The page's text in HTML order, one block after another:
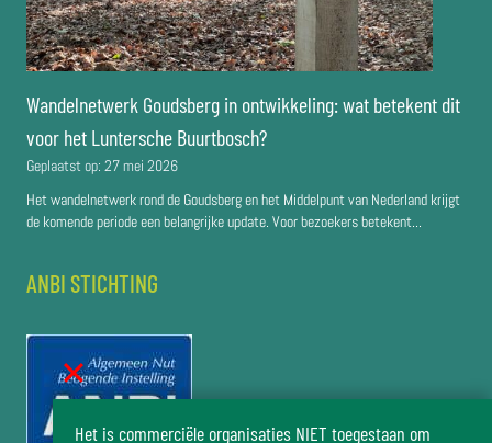
Wandelnetwerk Goudsberg in ontwikkeling: wat betekent dit
voor het Luntersche Buurtbosch?
Geplaatst op: 27 mei 2026
Het wandelnetwerk rond de Goudsberg en het Middelpunt van Nederland krijgt
de komende periode een belangrijke update. Voor bezoekers betekent...
ANBI STICHTING
Het is commerciële organisaties NIET toegestaan om